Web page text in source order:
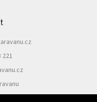
221